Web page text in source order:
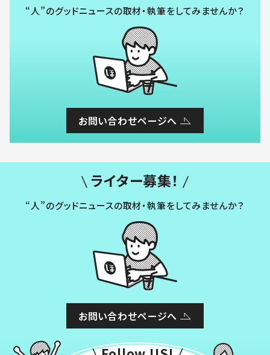
“人”のグッドニュースの取材・執筆をしてみませんか？
お問い合わせページへ
ライター募集！
“人”のグッドニュースの取材・執筆をしてみませんか？
お問い合わせページへ